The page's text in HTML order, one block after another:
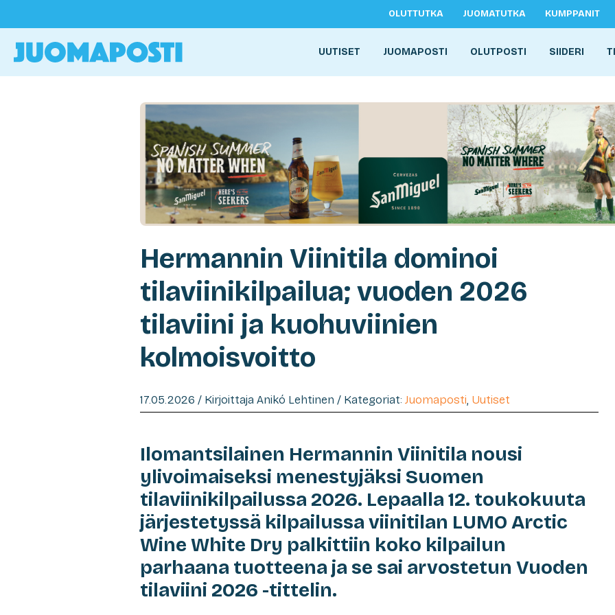
OLUTTUTKA JUOMATUTKA KUMPPANIT
UUTISET JUOMAPOSTI OLUTPOSTI SIIDERI
Hermannin Viinitila dominoi
tilaviinikilpailua; vuoden 2026
tilaviini ja kuohuviinien
kolmoisvoitto
17.05.2026 / Kirjoittaja Anikó Lehtinen / Kategoriat: Juomaposti, Uutiset
Ilomantsilainen Hermannin Viinitila nousi
ylivoimaiseksi menestyjäksi Suomen
tilaviinikilpailussa 2026. Lepaalla 12. toukokuuta
järjestetyssä kilpailussa viinitilan LUMO Arctic
Wine White Dry palkittiin koko kilpailun
parhaana tuotteena ja se sai arvostetun Vuoden
tilaviini 2026 -tittelin.